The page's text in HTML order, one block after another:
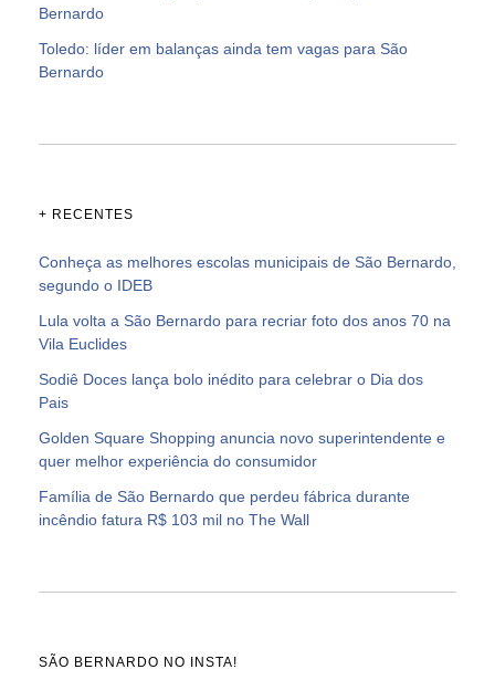
Bernardo
Toledo: líder em balanças ainda tem vagas para São
Bernardo
+ RECENTES
Conheça as melhores escolas municipais de São Bernardo,
segundo o IDEB
Lula volta a São Bernardo para recriar foto dos anos 70 na
Vila Euclides
Sodiê Doces lança bolo inédito para celebrar o Dia dos
Pais
Golden Square Shopping anuncia novo superintendente e
quer melhor experiência do consumidor
Família de São Bernardo que perdeu fábrica durante
incêndio fatura R$ 103 mil no The Wall
SÃO BERNARDO NO INSTA!